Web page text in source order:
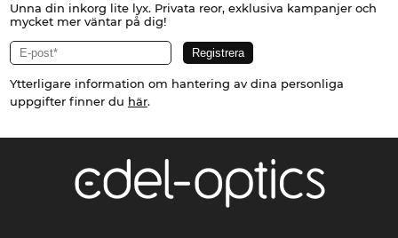
Unna din inkorg lite lyx. Privata reor, exklusiva kampanjer och
mycket mer väntar på dig!
Ytterligare information om hantering av dina personliga
uppgifter finner du här.